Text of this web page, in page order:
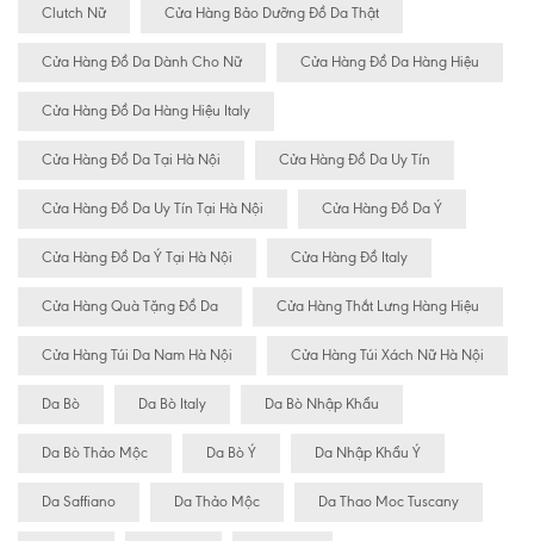
Clutch Nữ Cửa Hàng Bảo Dưỡng Đồ Da Thật
Cửa Hàng Đồ Da Dành Cho Nữ Cửa Hàng Đồ Da Hàng Hiệu
Cửa Hàng Đồ Da Hàng Hiệu Italy
Cửa Hàng Đồ Da Tại Hà Nội Cửa Hàng Đồ Da Uy Tín
Cửa Hàng Đồ Da Uy Tín Tại Hà Nội Cửa Hàng Đồ Da Ý
Cửa Hàng Đồ Da Ý Tại Hà Nội Cửa Hàng Đồ Italy
Cửa Hàng Quà Tặng Đồ Da Cửa Hàng Thắt Lưng Hàng Hiệu
Cửa Hàng Túi Da Nam Hà Nội Cửa Hàng Túi Xách Nữ Hà Nội
Da Bò Da Bò Italy Da Bò Nhập Khẩu
Da Bò Thảo Mộc Da Bò Ý Da Nhập Khẩu Ý
Da Saffiano Da Thảo Mộc Da Thao Moc Tuscany